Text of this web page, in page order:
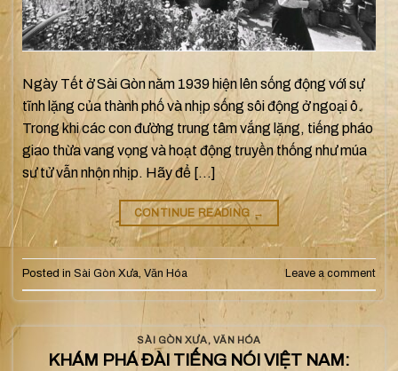
Ngày Tết ở Sài Gòn năm 1939 hiện lên sống động với sự
tĩnh lặng của thành phố và nhịp sống sôi động ở ngoại ô.
Trong khi các con đường trung tâm vắng lặng, tiếng pháo
giao thừa vang vọng và hoạt động truyền thống như múa
sư tử vẫn nhộn nhịp. Hãy để […]
CONTINUE READING →
Posted in Sài Gòn Xưa, Văn Hóa Leave a comment
SÀI GÒN XƯA, VĂN HÓA
KHÁM PHÁ ĐÀI TIẾNG NÓI VIỆT NAM: